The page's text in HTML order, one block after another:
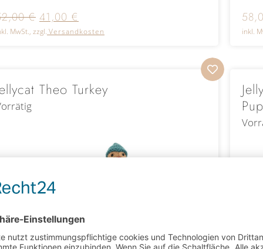
€ 41,00€
MwSt., zzgl. Versandkosten inkl.
Theo Turkey